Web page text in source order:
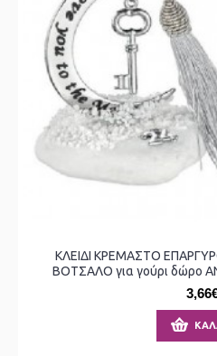
ΚΛΕΙΔΙ ΚΡΕΜΑΣΤΟ
ΒΟΤΣΑΛΟ για γούρι δώρο